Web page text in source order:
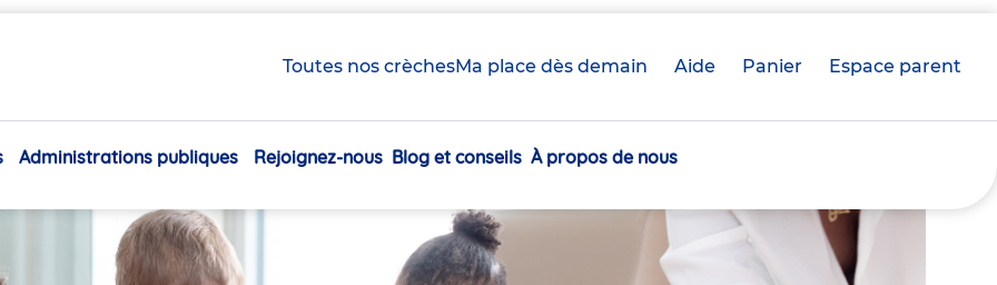
Toutes nos crèchesMa place dès demain Aide Panier crèche(s)
Espace parent
Navigation
Administrations publiques Rejoignez-nous Blog et conseils À propos de nous